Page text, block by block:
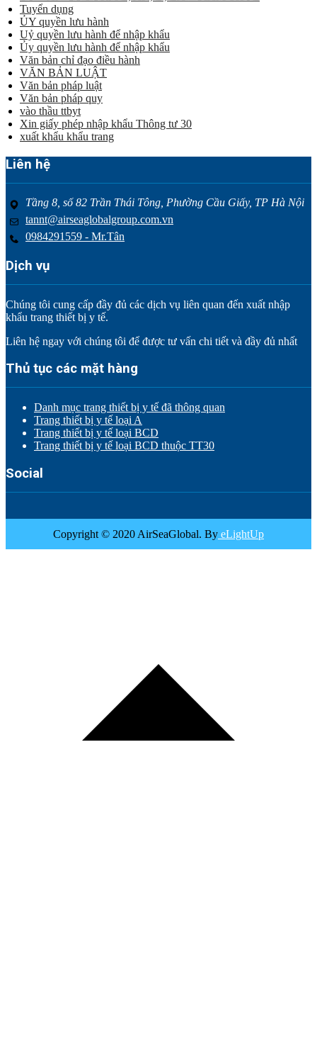
Tuyển dụng
ỦY quyền lưu hành
Uỷ quyền lưu hành để nhập khẩu
Ủy quyền lưu hành để nhập khẩu
Văn bản chỉ đạo điều hành
VĂN BẢN LUẬT
Văn bản pháp luật
Văn bản pháp quy
vào thầu ttbyt
Xin giấy phép nhập khẩu Thông tư 30
xuất khẩu khẩu trang
Liên hệ
Tầng 8, số 82 Trần Thái Tông, Phường Cầu Giấy, TP Hà Nội
tannt@airseaglobalgroup.com.vn
0984291559 - Mr.Tân
Dịch vụ
Chúng tôi cung cấp đầy đủ các dịch vụ liên quan đến xuất nhập
khẩu trang thiết bị y tế.
Liên hệ ngay với chúng tôi để được tư vấn chi tiết và đầy đủ nhất
Thủ tục các mặt hàng
Danh mục trang thiết bị y tế đã thông quan
Trang thiết bị y tế loại A
Trang thiết bị y tế loại BCD
Trang thiết bị y tế loại BCD thuộc TT30
Social
Copyright © 2020 AirSeaGlobal. By eLightUp